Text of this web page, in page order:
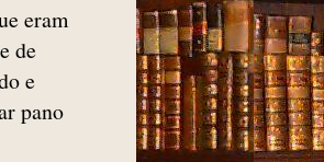
eram
de
e
pano